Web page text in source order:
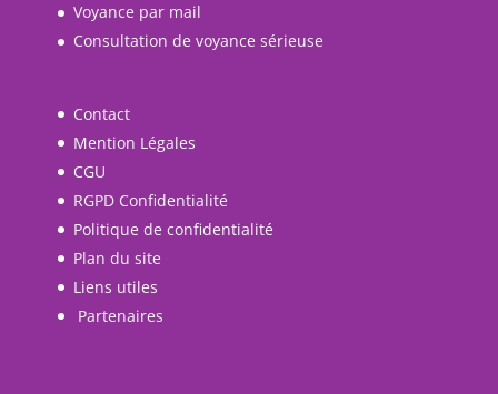
Voyance par mail
Consultation de voyance sérieuse
Contact
Mention Légales
CGU
RGPD Confidentialité
Politique de confidentialité
Plan du site
Liens utiles
Partenaires